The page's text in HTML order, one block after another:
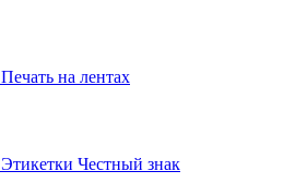
Печать на лентах
Этикетки Честный знак